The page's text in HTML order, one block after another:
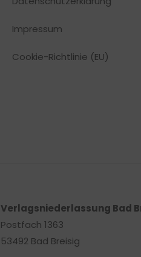
Impressum
Cookie-Richtlinie (EU)
Verlagsniederlassung Bad
Postfach 1363
53492 Bad Breisig